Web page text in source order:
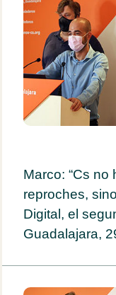
Marco: “Cs no
reproches,
Digital, el
Guadalajara,